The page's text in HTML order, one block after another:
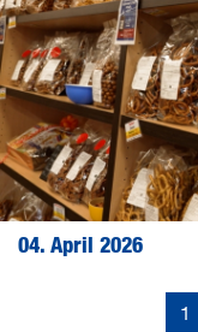
04. April 2026
1